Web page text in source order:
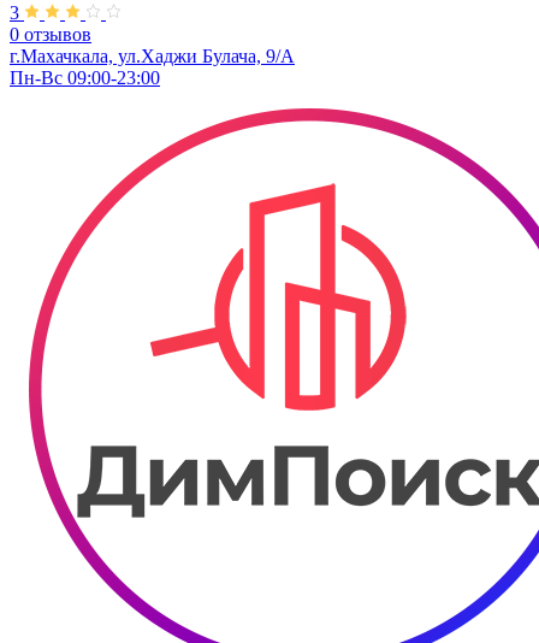
3
0 отзывов
г.Махачкала, ул.Хаджи Булача, 9/А
Пн-Вс 09:00-23:00